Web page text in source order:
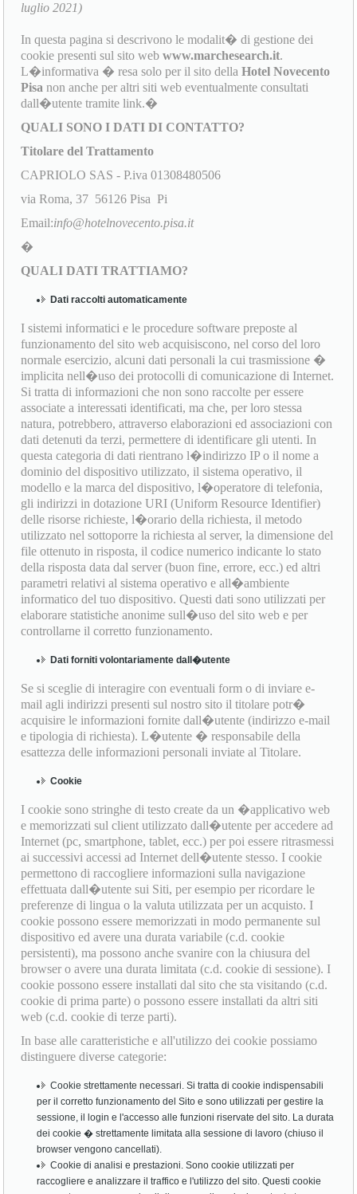
luglio 2021)
In questa pagina si descrivono le modalit� di gestione dei
cookie presenti sul sito webwww.marchesearch.it.
L�informativa � resa solo per il sito dellaHotel Novecento
Pisa non anche per altri siti web eventualmente consultati
dall�utente tramite link.�
QUALI SONO I DATI DI CONTATTO?
Titolare del Trattamento
CAPRIOLO SAS - P.iva 01308480506
via Roma, 37 56126 Pisa Pi
Email:info@hotelnovecento.pisa.it
�
QUALI DATI TRATTIAMO?
Dati raccolti automaticamente
I sistemi informatici e le procedure software preposte al
funzionamento del sito web acquisiscono, nel corso del loro
normale esercizio, alcuni dati personali la cui trasmissione �
implicita nell�uso dei protocolli di comunicazione di Internet.
Si tratta di informazioni che non sono raccolte per essere
associate a interessati identificati, ma che, per loro stessa
natura, potrebbero, attraverso elaborazioni ed associazioni con
dati detenuti da terzi, permettere di identificare gli utenti. In
questa categoria di dati rientrano l�indirizzo IP o il nome a
dominio del dispositivo utilizzato, il sistema operativo, il
modello e la marca del dispositivo, l�operatore di telefonia,
gli indirizzi in dotazione URI (Uniform Resource Identifier)
delle risorse richieste, l�orario della richiesta, il metodo
utilizzato nel sottoporre la richiesta al server, la dimensione del
file ottenuto in risposta, il codice numerico indicante lo stato
della risposta data dal server (buon fine, errore, ecc.) ed altri
parametri relativi al sistema operativo e all�ambiente
informatico del tuo dispositivo. Questi dati sono utilizzati per
elaborare statistiche anonime sull�uso del sito web e per
controllarne il corretto funzionamento.
Dati forniti volontariamente dall�utente
Se si sceglie di interagire con eventuali form o di inviare e-
mail agli indirizzi presenti sul nostro sito il titolare potr�
acquisire le informazioni fornite dall�utente (indirizzo e-mail
e tipologia di richiesta). L�utente � responsabile della
esattezza delle informazioni personali inviate al Titolare.
Cookie
I cookie sono stringhe di testo create da un �applicativo web
e memorizzati sul client utilizzato dall�utente per accedere ad
Internet (pc, smartphone, tablet, ecc.) per poi essere ritrasmessi
ai successivi accessi ad Internet dell�utente stesso. I cookie
permettono di raccogliere informazioni sulla navigazione
effettuata dall�utente sui Siti, per esempio per ricordare le
preferenze di lingua o la valuta utilizzata per un acquisto. I
cookie possono essere memorizzati in modo permanente sul
dispositivo ed avere una durata variabile (c.d. cookie
persistenti), ma possono anche svanire con la chiusura del
browser o avere una durata limitata (c.d. cookie di sessione). I
cookie possono essere installati dal sito che sta visitando (c.d.
cookie di prima parte) o possono essere installati da altri siti
web (c.d. cookie di terze parti).
In base alle caratteristiche e all'utilizzo dei cookie possiamo
distinguere diverse categorie:
Cookie strettamente necessari. Si tratta di cookie indispensabili
per il corretto funzionamento del Sito e sono utilizzati per gestire la
sessione, il login e l'accesso alle funzioni riservate del sito. La durata
dei cookie � strettamente limitata alla sessione di lavoro (chiuso il
browser vengono cancellati).
Cookie di analisi e prestazioni. Sono cookie utilizzati per
raccogliere e analizzare il traffico e l'utilizzo del sito. Questi cookie